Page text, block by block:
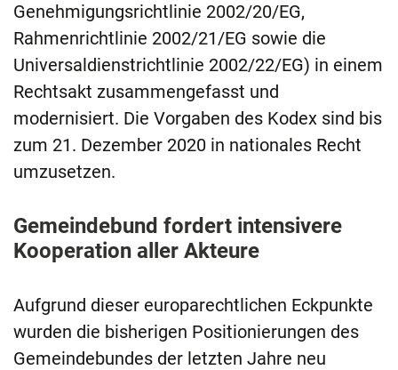
Genehmigungsrichtlinie 2002/20/EG,
Rahmenrichtlinie 2002/21/EG sowie die
Universaldienstrichtlinie 2002/22/EG) in einem
Rechtsakt zusammengefasst und
modernisiert. Die Vorgaben des Kodex sind bis
zum 21. Dezember 2020 in nationales Recht
umzusetzen.
Gemeindebund fordert intensivere
Kooperation aller Akteure
Aufgrund dieser europarechtlichen Eckpunkte
wurden die bisherigen Positionierungen des
Gemeindebundes der letzten Jahre neu